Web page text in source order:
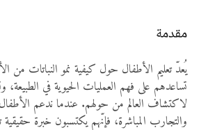
الألعاب التفاعلية
مقدمة
يُعدّ تعليم الأطفال حول كيفية نمو النباتات من
تساعدهم على فهم العمليات الحيوية في
لاكتشاف العالم من حولهم. عندما ندعم الأطفال
والتجارب المباشرة، فإنّهم يكتسبون خبرة